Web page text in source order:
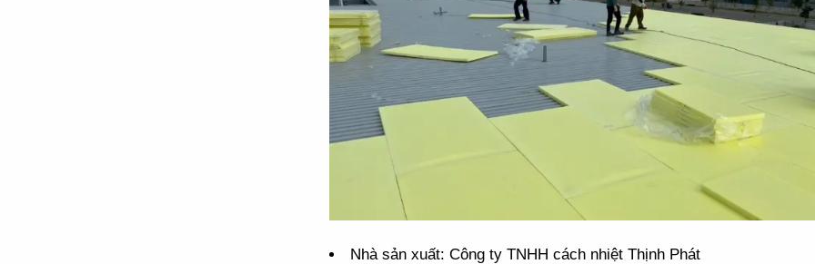
Nhà sản xuất: Công ty TNHH cách nhiệt Thịnh Phát